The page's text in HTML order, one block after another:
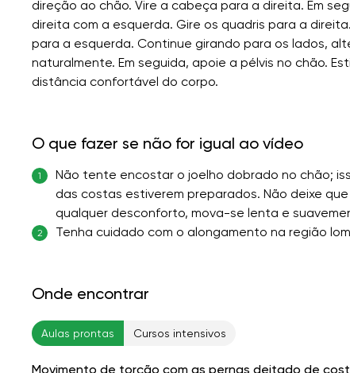
direção ao chão. Vire a cabeça para a direita. Em
direita com a esquerda. Gire os quadris para a
para a esquerda. Continue girando para os lados,
naturalmente. Em seguida, apoie a pélvis no chão.
distância confortável do corpo.
O que fazer se não for igual ao vídeo
1
Não tente encostar o joelho dobrado no chão;
das costas estiverem preparados. Não deixe
qualquer desconforto, mova-se lenta e
2 Tenha cuidado com o alongamento na região
Onde encontrar
Aulas prontas Cursos intensivos
Movimento de torção com as pernas deitado de